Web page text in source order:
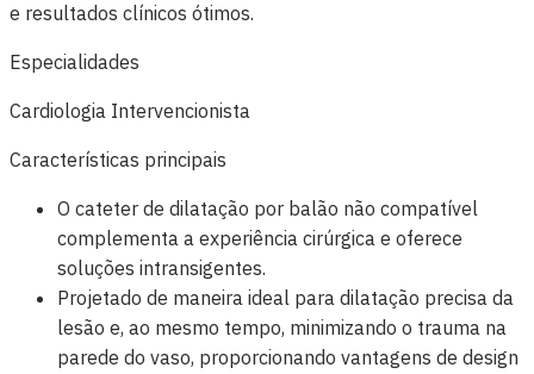
e resultados clínicos ótimos.
Especialidades
Cardiologia Intervencionista
Características principais
O cateter de dilatação por balão não compatível
complementa a experiência cirúrgica e oferece
soluções intransigentes.
Projetado de maneira ideal para dilatação precisa da
lesão e, ao mesmo tempo, minimizando o trauma na
parede do vaso, proporcionando vantagens de design